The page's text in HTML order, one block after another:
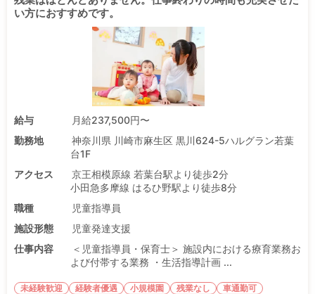
い方におすすめです。
給与
月給237,500円〜
勤務地
神奈川県 川崎市麻生区 黒川624-5ハルグラン若葉
台1F
アクセス
京王相模原線 若葉台駅より徒歩2分
小田急多摩線 はるひ野駅より徒歩8分
職種
児童指導員
施設形態
児童発達支援
仕事内容
＜児童指導員・保育士＞ 施設内における療育業務お
よび付帯する業務 ・生活指導計画 ...
未経験歓迎 経験者優遇 小規模園 残業なし
車通勤可